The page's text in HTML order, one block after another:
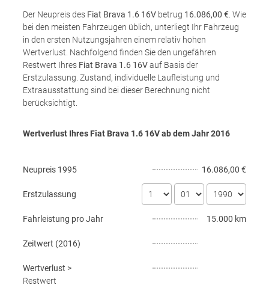
Der Neupreis des Fiat Brava 1.6 16V betrug 16.086,00 € . Wie
bei den meisten Fahrzeugen üblich, unterliegt Ihr Fahrzeug
in den ersten Nutzungsjahren einem relativ hohen
Wertverlust. Nachfolgend finden Sie den ungefähren
Restwert Ihres Fiat Brava 1.6 16Vauf Basis der
Erstzulassung. Zustand, individuelle Laufleistung und
Extraausstattung sind bei dieser Berechnung nicht
berücksichtigt.
Wertverlust Ihres Fiat Brava 1.6 16V ab dem Jahr2016
Neupreis 1995 16.086,00 €
Erstzulassung
Fahrleistung pro Jahr 15.000 km
Zeitwert (2016)
Wertverlust >
Restwert